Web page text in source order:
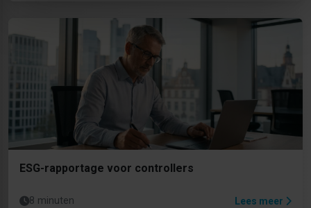
ESG-rapportage voor controllers
8 minuten Lees meer